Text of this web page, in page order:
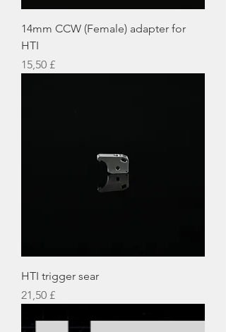
14mm CCW (Female) adapter for
HTI
Preis
15,50 £
HTI trigger sear
Preis
21,50 £